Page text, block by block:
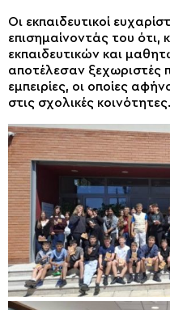
Οι εκπαιδευτικοί
επισημαίνοντάς του ότι,
εκπαιδευτικών και
αποτέλεσαν ξεχωριστές
εμπειρίες, οι οποίες
στις σχολικές κοινότητες.